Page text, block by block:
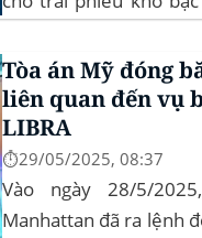
4,06%/năm mà không
thiểu. mTBILL được
Tòa án Mỹ đóng
liên quan đến vụ
LIBRA
⏱️29/05/2025, 08:37
Vào ngày 28/5/
Manhattan đã ra lệnh